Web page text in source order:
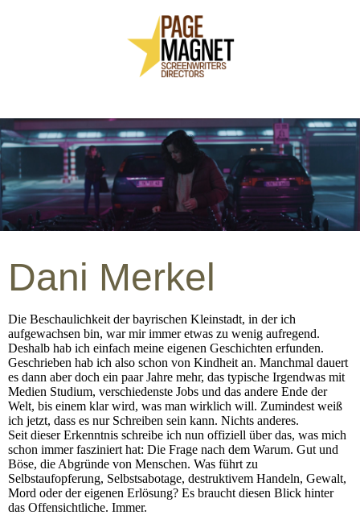
Dani Merkel
Die Beschaulichkeit der bayrischen Kleinstadt, in der ich
aufgewachsen bin, war mir immer etwas zu wenig aufregend.
Deshalb hab ich einfach meine eigenen Geschichten erfunden.
Geschrieben hab ich also schon von Kindheit an. Manchmal dauert
es dann aber doch ein paar Jahre mehr, das typische Irgendwas mit
Medien Studium, verschiedenste Jobs und das andere Ende der
Welt, bis einem klar wird, was man wirklich will. Zumindest weiß
ich jetzt, dass es nur Schreiben sein kann. Nichts anderes.
Seit dieser Erkenntnis schreibe ich nun offiziell über das, was mich
schon immer fasziniert hat: Die Frage nach dem Warum. Gut und
Böse, die Abgründe von Menschen. Was führt zu
Selbstaufopferung, Selbstsabotage, destruktivem Handeln, Gewalt,
Mord oder der eigenen Erlösung? Es braucht diesen Blick hinter
das Offensichtliche. Immer.